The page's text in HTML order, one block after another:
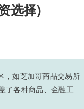
选择)
，如芝加哥商品交易所
了各种商品、金融工